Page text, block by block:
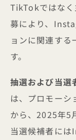
TikTokではなく
募により、
ョンに関連する
す。
抽選および当選
は、プロモー
から、2025年5
当選候補者に